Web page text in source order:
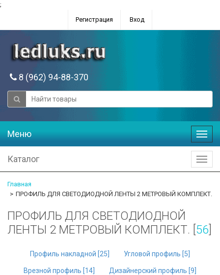
;
Регистрация
Вход
8 (962) 94-88-370
Меню
Меню
Каталог
Главная
ПРОФИЛЬ ДЛЯ СВЕТОДИОДНОЙ ЛЕНТЫ 2 МЕТРОВЫЙ КОМПЛЕКТ.
ПРОФИЛЬ ДЛЯ СВЕТОДИОДНОЙ
ЛЕНТЫ 2 МЕТРОВЫЙ КОМПЛЕКТ. [ 56
Профиль накладной [25 Угловой профиль [5
Врезной профиль [14 Дизайнерский профиль [9